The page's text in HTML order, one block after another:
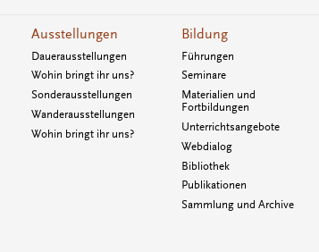
Ausstellungen
Dauerausstellungen
Wohin bringt ihr uns?
Sonderausstellungen
Wanderausstellungen
Wohin bringt ihr uns?
Bildung
Führungen
Seminare
Materialien und
Fortbildungen
Unterrichtsangebote
Webdialog
Bibliothek
Publikationen
Sammlung und Archive